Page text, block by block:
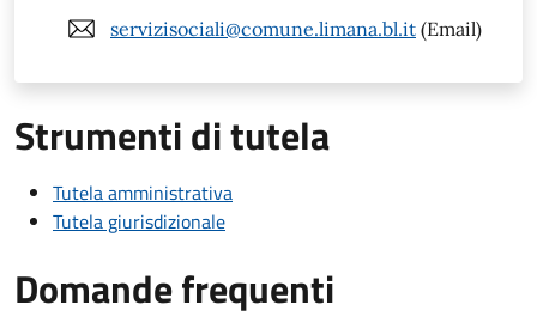
servizisociali@comune.limana.bl.it (Email)
Strumenti di tutela
Tutela amministrativa
Tutela giurisdizionale
Domande frequenti